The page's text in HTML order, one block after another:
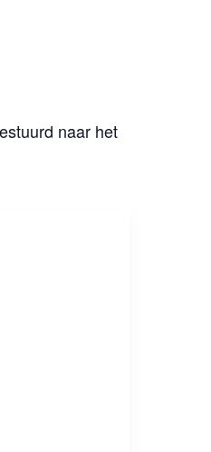
naar het